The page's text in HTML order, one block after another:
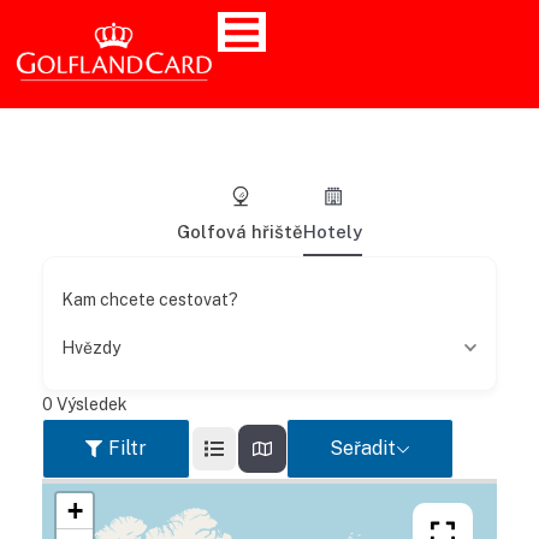
Golfová hřištěHotely
Kam chcete cestovat?
Hvězdy
0 Výsledek
Filtr Seřadit
+